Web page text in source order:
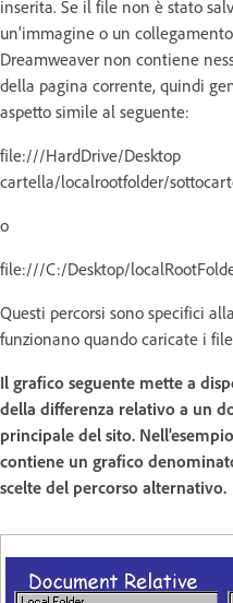
inserita. Se il file non è stato
un'immagine o un
Dreamweaver non contiene
della pagina corrente, quindi
aspetto simile al seguente:
file:///HardDrive/Desktop
cartella/localrootfolder/
o
file:///C:/Desktop/
Questi percorsi sono specifici
funzionano quando caricate i
Il grafico seguente mette a
della differenza relativo a un
principale del sito.
contiene un grafico
scelte del percorso alternativo.